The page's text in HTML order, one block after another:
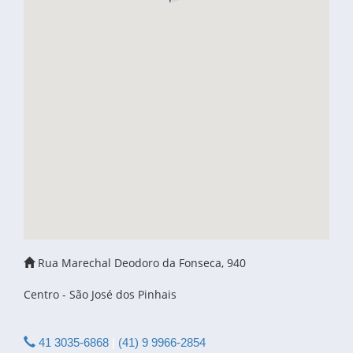
Rua Marechal Deodoro da Fonseca, 940
Centro - São José dos Pinhais
41 3035-6868 (41) 9 9966-2854